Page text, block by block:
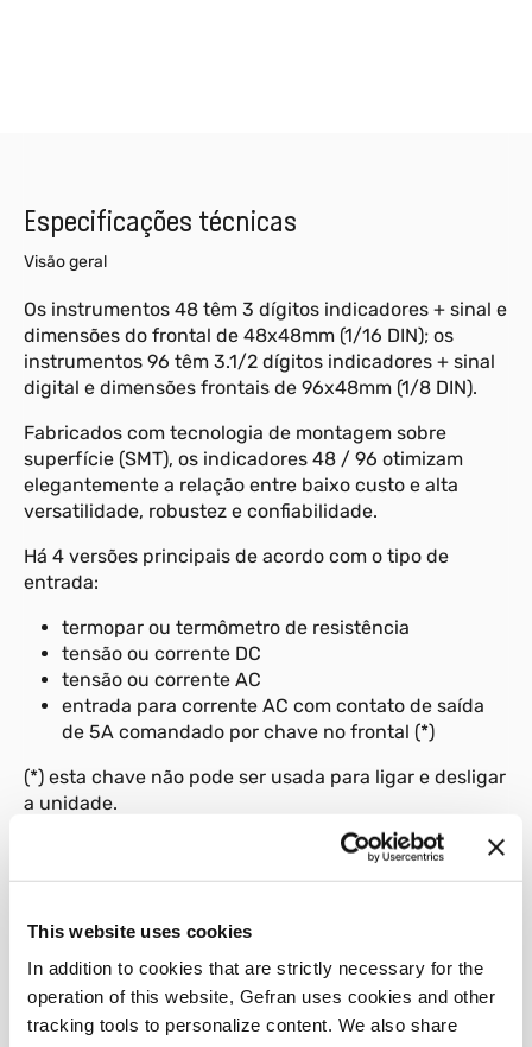
This website uses cookies
In addition to cookies that are strictly necessary for the
operation of this website, Gefran uses cookies and other
tracking tools to personalize content. We also share
Especificações técnicas
Visão geral
Os instrumentos 48 têm 3 dígitos indicadores + sinal e
dimensões do frontal de 48x48mm (1/16 DIN); os
instrumentos 96 têm 3.1/2 dígitos indicadores + sinal
digital e dimensões frontais de 96x48mm (1/8 DIN).
Fabricados com tecnologia de montagem sobre
superfície (SMT), os indicadores 48 / 96 otimizam
elegantemente a relação entre baixo custo e alta
versatilidade, robustez e confiabilidade.
Há 4 versões principais de acordo com o tipo de
entrada:
termopar ou termômetro de resistência
tensão ou corrente DC
tensão ou corrente AC
entrada para corrente AC com contato de saída
de 5A comandado por chave no frontal (*)
(*) esta chave não pode ser usada para ligar e desligar
a unidade.
01 Descrição